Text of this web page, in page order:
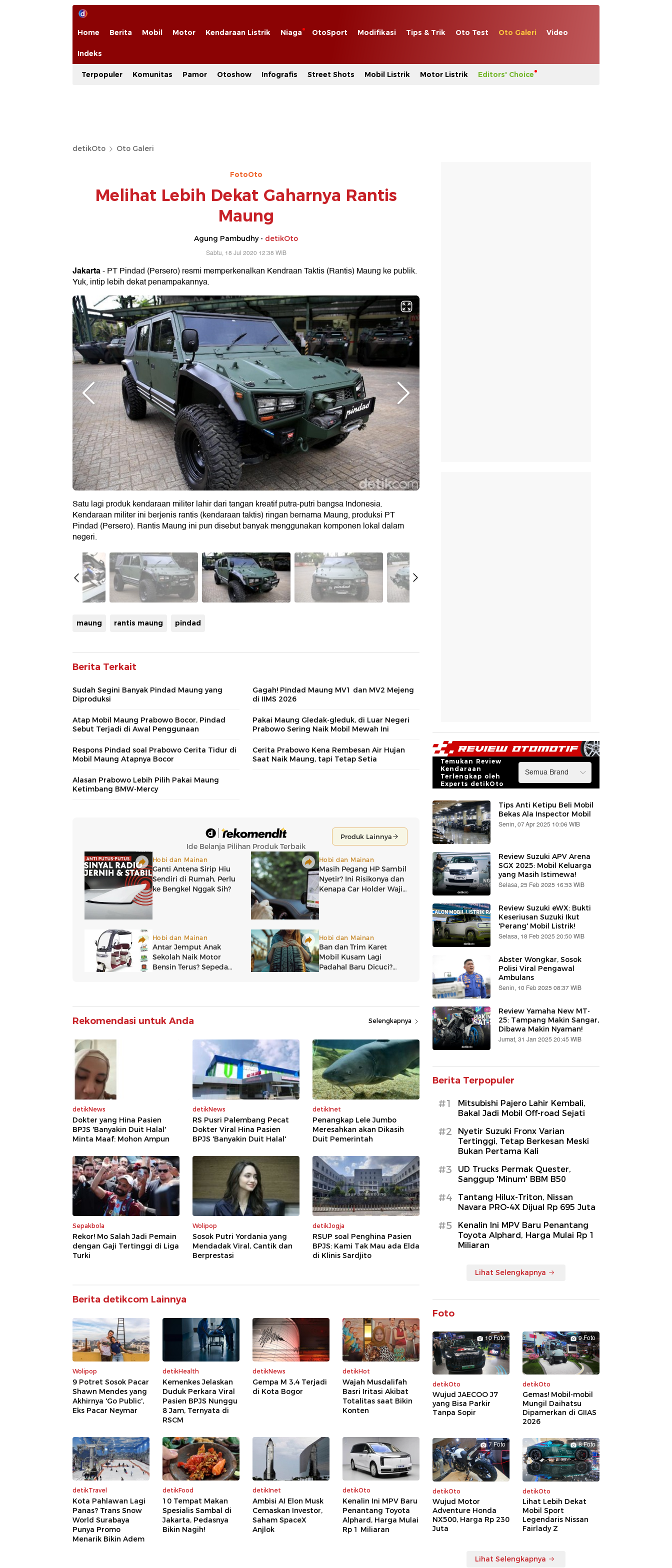
Home Berita Mobil Motor Kendaraan Listrik Niaga OtoSport Modifikasi Tips & Trik Oto Test Oto Galeri Video
Indeks
Terpopuler Komunitas Pamor Otoshow Infografis Street Shots Mobil Listrik Motor Listrik Editors' Choice
detikOto Oto Galeri
FotoOto
Melihat Lebih Dekat Gaharnya Rantis
Maung
Agung Pambudhy - detikOto
Sabtu, 18 Jul 2020 12:38 WIB
Jakarta- PT Pindad (Persero) resmi memperkenalkan Kendraan Taktis (Rantis) Maung ke publik.
Yuk, intip lebih dekat penampakannya.
Satu lagi produk kendaraan militer lahir dari tangan kreatif putra-putri bangsa Indonesia.
Kendaraan militer ini berjenis rantis (kendaraan taktis) ringan bernama Maung, produksi PT
Pindad (Persero). Rantis Maung ini pun disebut banyak menggunakan komponen lokal dalam
negeri.
maung rantis maung pindad
Berita Terkait
Sudah Segini Banyak Pindad Maung yang
Diproduksi
Gagah! Pindad Maung MV1 dan MV2 Mejeng
di IIMS 2026
Atap Mobil Maung Prabowo Bocor, Pindad
Sebut Terjadi di Awal Penggunaan
Pakai Maung Gledak-gleduk, di Luar Negeri
Prabowo Sering Naik Mobil Mewah Ini
Respons Pindad soal Prabowo Cerita Tidur di
Mobil Maung Atapnya Bocor
Cerita Prabowo Kena Rembesan Air Hujan
Saat Naik Maung, tapi Tetap Setia
Alasan Prabowo Lebih Pilih Pakai Maung
Ketimbang BMW-Mercy
Rekomendasi untuk Anda Selengkapnya
detikNews
Dokter yang Hina Pasien
BPJS 'Banyakin Duit Halal'
Minta Maaf: Mohon Ampun
detikNews
RS Pusri Palembang Pecat
Dokter Viral Hina Pasien
BPJS 'Banyakin Duit Halal'
detikInet
Penangkap Lele Jumbo
Meresahkan akan Dikasih
Duit Pemerintah
Sepakbola
Rekor! Mo Salah Jadi Pemain
dengan Gaji Tertinggi di Liga
Turki
Wolipop
Sosok Putri Yordania yang
Mendadak Viral, Cantik dan
Berprestasi
detikJogja
RSUP soal Penghina Pasien
BPJS: Kami Tak Mau ada Elda
di Klinis Sardjito
Berita detikcom Lainnya
Wolipop
9 Potret Sosok Pacar
Shawn Mendes yang
Akhirnya 'Go Public',
Eks Pacar Neymar
detikHealth
Kemenkes Jelaskan
Duduk Perkara Viral
Pasien BPJS Nunggu
8 Jam, Ternyata di
RSCM
detikNews
Gempa M 3,4 Terjadi
di Kota Bogor
detikHot
Wajah Musdalifah
Basri Iritasi Akibat
Totalitas saat Bikin
Konten
detikTravel
Kota Pahlawan Lagi
Panas? Trans Snow
World Surabaya
Punya Promo
Menarik Bikin Adem
detikFood
10 Tempat Makan
Spesialis Sambal di
Jakarta, Pedasnya
Bikin Nagih!
detikInet
Ambisi AI Elon Musk
Cemaskan Investor,
Saham SpaceX
Anjlok
detikOto
Kenalin Ini MPV Baru
Penantang Toyota
Alphard, Harga Mulai
Rp 1 Miliaran
Temukan Review
Kendaraan
Terlengkap oleh
Experts detikOto
Tips Anti Ketipu Beli Mobil
Bekas Ala Inspector Mobil
Senin, 07 Apr 2025 10:06 WIB
Review Suzuki APV Arena
SGX 2025: Mobil Keluarga
yang Masih Istimewa!
Selasa, 25 Feb 2025 16:53 WIB
Review Suzuki eWX: Bukti
Keseriusan Suzuki Ikut
'Perang' Mobil Listrik!
Selasa, 18 Feb 2025 20:50 WIB
Abster Wongkar, Sosok
Polisi Viral Pengawal
Ambulans
Senin, 10 Feb 2025 08:37 WIB
Review Yamaha New MT-
25: Tampang Makin Sangar,
Dibawa Makin Nyaman!
Jumat, 31 Jan 2025 20:45 WIB
Berita Terpopuler
#1
Mitsubishi Pajero Lahir Kembali,
Bakal Jadi Mobil Off-road Sejati
#2
Nyetir Suzuki Fronx Varian
Tertinggi, Tetap Berkesan Meski
Bukan Pertama Kali
#3
UD Trucks Permak Quester,
Sanggup 'Minum' BBM B50
#4
Tantang Hilux-Triton, Nissan
Navara PRO-4X Dijual Rp 695 Juta
#5
Kenalin Ini MPV Baru Penantang
Toyota Alphard, Harga Mulai Rp 1
Miliaran
Lihat Selengkapnya
Foto
10 Foto
detikOto
Wujud JAECOO J7
yang Bisa Parkir
Tanpa Sopir
9 Foto
detikOto
Gemas! Mobil-mobil
Mungil Daihatsu
Dipamerkan di GIIAS
2026
7 Foto
detikOto
Wujud Motor
Adventure Honda
NX500, Harga Rp 230
Juta
8 Foto
detikOto
Lihat Lebih Dekat
Mobil Sport
Legendaris Nissan
Fairlady Z
Lihat Selengkapnya